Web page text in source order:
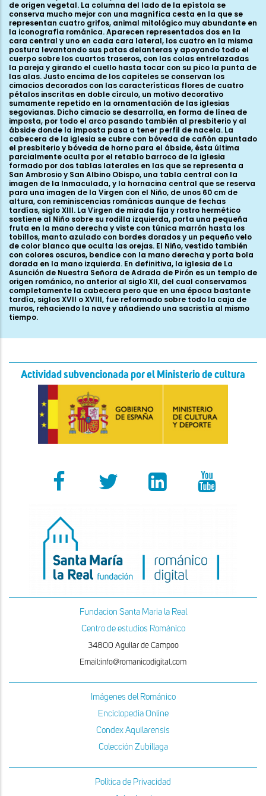
de origen vegetal. La columna del lado de la epístola se
conserva mucho mejor con una magnífica cesta en la que se
representan cuatro grifos, animal mitológico muy abundante en
la iconografía románica. Aparecen representados dos en la
cara central y uno en cada cara lateral, los cuatro en la misma
postura levantando sus patas delanteras y apoyando todo el
cuerpo sobre los cuartos traseros, con las colas entrelazadas
la pareja y girando el cuello hasta tocar con su pico la punta de
las alas. Justo encima de los capiteles se conservan los
cimacios decorados con las características flores de cuatro
pétalos inscritas en doble círculo, un motivo decorativo
sumamente repetido en la ornamentación de las iglesias
segovianas. Dicho cimacio se desarrolla, en forma de línea de
imposta, por todo el arco pasando también al presbiterio y al
ábside donde la imposta pasa a tener perfil de nacela. La
cabecera de la iglesia se cubre con bóveda de cañón apuntado
el presbiterio y bóveda de horno para el ábside, ésta última
parcialmente oculta por el retablo barroco de la iglesia
formado por dos tablas laterales en las que se representa a
San Ambrosio y San Albino Obispo, una tabla central con la
imagen de la Inmaculada, y la hornacina central que se reserva
para una imagen de la Virgen con el Niño, de unos 60 cm de
altura, con reminiscencias románicas aunque de fechas
tardías, siglo XIII. La Virgen de mirada fija y rostro hermético
sostiene al Niño sobre su rodilla izquierda, porta una pequeña
fruta en la mano derecha y viste con túnica marrón hasta los
tobillos, manto azulado con bordes dorados y un pequeño velo
de color blanco que oculta las orejas. El Niño, vestido también
con colores oscuros, bendice con la mano derecha y porta bola
dorada en la mano izquierda. En definitiva, la iglesia de La
Asunción de Nuestra Señora de Adrada de Pirón es un templo de
origen románico, no anterior al siglo XII, del cual conservamos
completamente la cabecera pero que en una época bastante
tardía, siglos XVII o XVIII, fue reformado sobre todo la caja de
muros, rehaciendo la nave y añadiendo una sacristía al mismo
tiempo.
Actividad subvencionada por el Ministerio de cultura
Fundacion Santa Maria la Real
Centro de estudios Románico
34800 Aguilar de Campoo
Email:info@romanicodigital.com
Imágenes del Románico
Enciclopedia Online
Condex Aquilarensis
Colección Zubillaga
Política de Privacidad